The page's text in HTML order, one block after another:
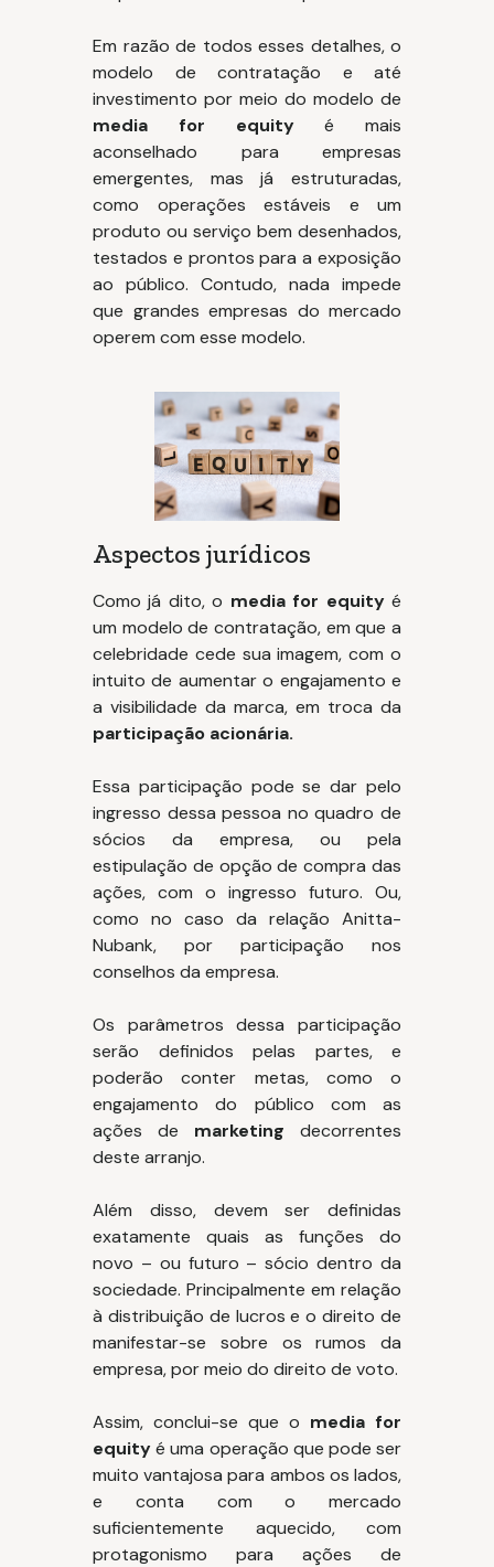
Em razão de todos esses detalhes, o
modelo de contratação e até
investimento por meio do modelo de
media for equityé mais
aconselhado para empresas
emergentes, mas já estruturadas,
como operações estáveis e um
produto ou serviço bem desenhados,
testados e prontos para a exposição
ao público. Contudo, nada impede
que grandes empresas do mercado
operem com esse modelo.
Aspectos jurídicos
Como já dito, o media for equityé
um modelo de contratação, em que a
celebridade cede sua imagem, com o
intuito de aumentar o engajamento e
a visibilidade da marca, em troca da
participação acionária.
Essa participação pode se dar pelo
ingresso dessa pessoa no quadro de
sócios da empresa, ou pela
estipulação de opção de compra das
ações, com o ingresso futuro. Ou,
como no caso da relação Anitta-
Nubank, por participação nos
conselhos da empresa.
Os parâmetros dessa participação
serão definidos pelas partes, e
poderão conter metas, como o
engajamento do público com as
ações de marketing decorrentes
deste arranjo.
Além disso, devem ser definidas
exatamente quais as funções do
novo – ou futuro – sócio dentro da
sociedade. Principalmente em relação
à distribuição de lucros e o direito de
manifestar-se sobre os rumos da
empresa, por meio do direito de voto.
Assim, conclui-se que o media for
equityé uma operação que pode ser
muito vantajosa para ambos os lados,
e conta com o mercado
suficientemente aquecido, com
protagonismo para ações de